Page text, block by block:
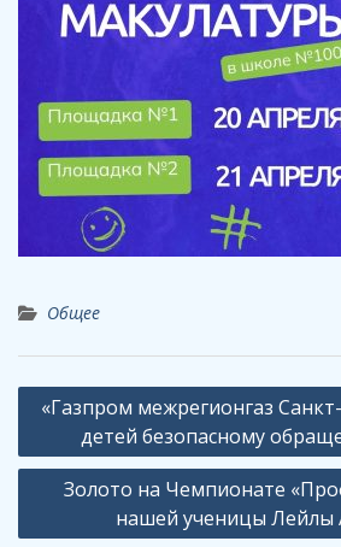
Общее
Навигация
записям
«Газпром межрегионгаз
детей безопасному
Золото на Чемпионате
нашей ученицы Лейлы